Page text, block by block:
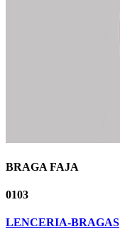
BRAGA FAJA
0103
LENCERIA-BRAGAS